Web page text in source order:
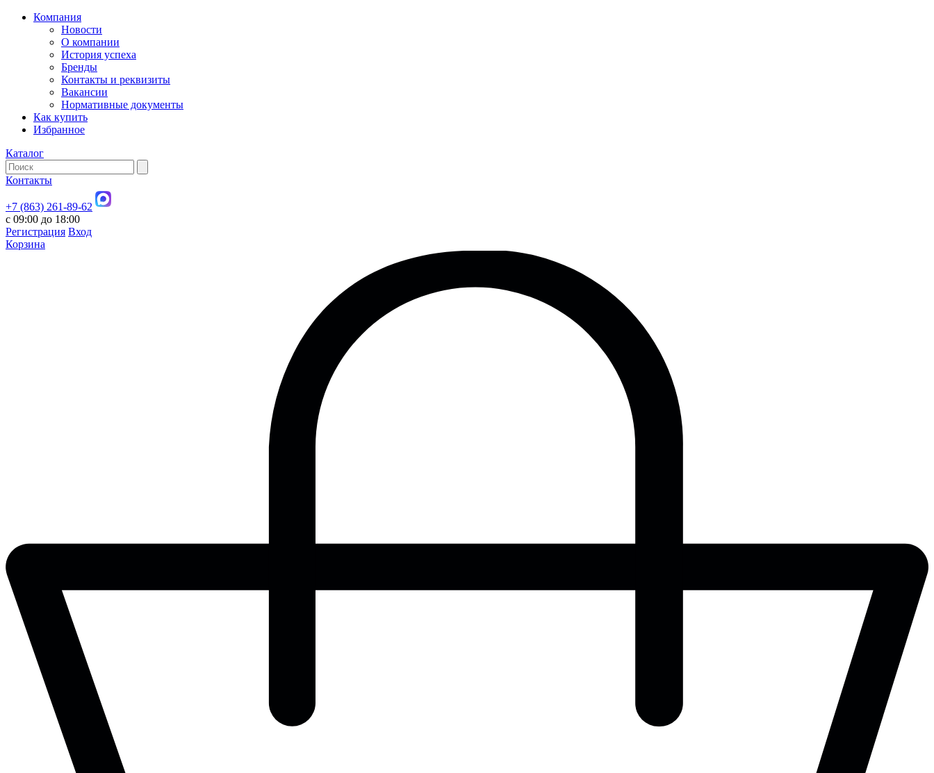
Компания
Новости
О компании
История успеха
Бренды
Контакты и реквизиты
Вакансии
Нормативные документы
Как купить
Избранное
Каталог
Контакты
+7 (863) 261-89-62
с 09:00 до 18:00
Регистрация Вход
Корзина